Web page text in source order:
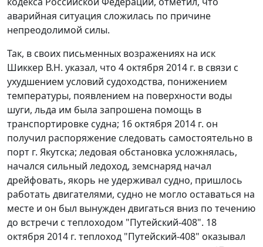
аварийная ситуация сложилась по причине
непреодолимой силы.
Так, в своих письменных возражениях на иск
Шиккер В.Н. указал, что 4 октября 2014 г. в связи с
ухудшением условий судоходства, понижением
температуры, появлением на поверхности воды
шуги, льда им была запрошена помощь в
транспортировке судна; 16 октября 2014 г. он
получил распоряжение следовать самостоятельно в
порт г. Якутска; ледовая обстановка усложнялась,
начался сильный ледоход, земснаряд начал
дрейфовать, якорь не удерживал судно, пришлось
работать двигателями, судно не могло оставаться на
месте и он был вынужден двигаться вниз по течению
до встречи с теплоходом "Путейский-408". 18
октября 2014 г. теплоход "Путейский-408" оказывал